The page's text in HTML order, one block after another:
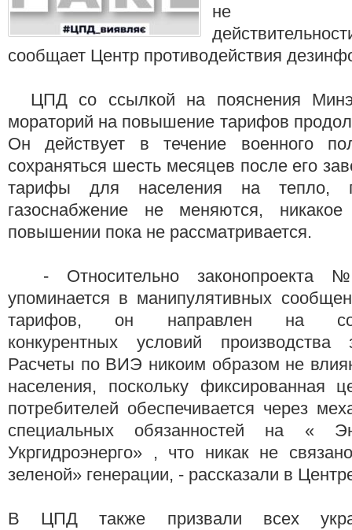
не
сообщает Центр противодействия
ЦПД со ссылкой на пояснения
мораторий на повышение тарифов
Он действует в течение военного
сохраняться шесть месяцев после его
тарифы для населения на тепло,
газоснабжение не меняются,
повышении пока не рассматривается.
- Относительно законопроекта
упоминается в манипулятивных
тарифов, он направлен на
конкурентных условий производства
Расчеты по ВИЭ никоим образом не
населения, поскольку фиксированная
потребителей обеспечивается через
специальных обязанностей на «
Укргидроэнерго» , что никак не
зеленой» генерации, - рассказали в
В ЦПД также призвали всех